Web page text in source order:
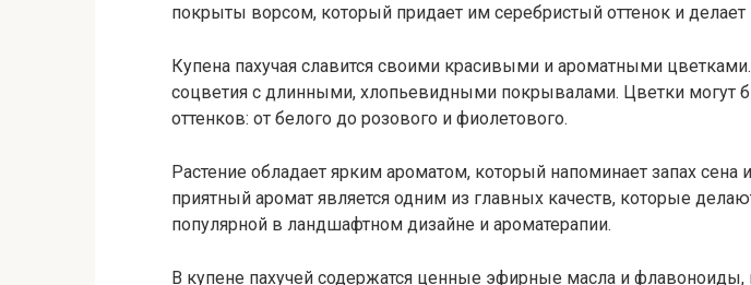
покрыты ворсом, который придает им серебристый оттенок и делает
Купена пахучая славится своими красивыми и ароматными
соцветия с длинными, хлопьевидными покрывалами. Цветки могут
оттенков: от белого до розового и фиолетового.
Растение обладает ярким ароматом, который напоминает запах сена
приятный аромат является одним из главных качеств, которые
популярной в ландшафтном дизайне и ароматерапии.
В купене пахучей содержатся ценные эфирные масла и флавоноиды,